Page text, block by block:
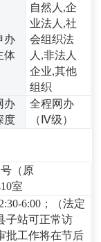
办
体
自然人,企
业法人,社
会组织法
人,非法人
企业,其他
组织
办
度
全程网办
（Ⅳ级）
（原
室
6:00；（法定
子站可正常访
批工作将在节后